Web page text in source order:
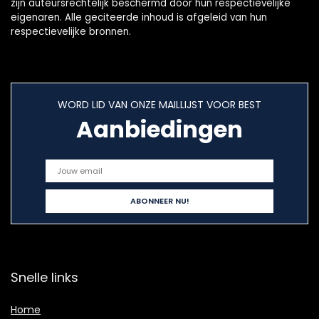
zijn auteursrechtelijk beschermd door hun respectievelijke
eigenaren. Alle geciteerde inhoud is afgeleid van hun
respectievelijke bronnen.
WORD LID VAN ONZE MAILLIJST VOOR BEST
Aanbiedingen
Snelle links
Home